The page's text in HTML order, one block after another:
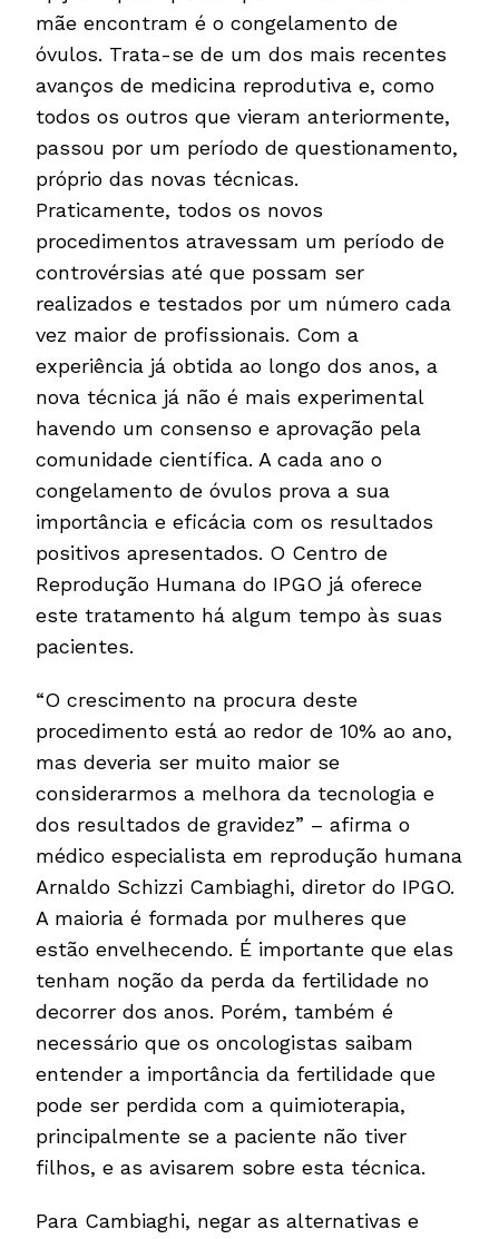
mãe encontram é o congelamento de
óvulos. Trata-se de um dos mais recentes
avanços de medicina reprodutiva e, como
todos os outros que vieram anteriormente,
passou por um período de questionamento,
próprio das novas técnicas.
Praticamente, todos os novos
procedimentos atravessam um período de
controvérsias até que possam ser
realizados e testados por um número cada
vez maior de profissionais. Com a
experiência já obtida ao longo dos anos, a
nova técnica já não é mais experimental
havendo um consenso e aprovação pela
comunidade científica. A cada ano o
congelamento de óvulos prova a sua
importância e eficácia com os resultados
positivos apresentados. O Centro de
Reprodução Humana do IPGO já oferece
este tratamento há algum tempo às suas
pacientes.
“O crescimento na procura deste
procedimento está ao redor de 10% ao ano,
mas deveria ser muito maior se
considerarmos a melhora da tecnologia e
dos resultados de gravidez” – afirma o
médico especialista em reprodução humana
Arnaldo Schizzi Cambiaghi, diretor do IPGO.
A maioria é formada por mulheres que
estão envelhecendo. É importante que elas
tenham noção da perda da fertilidade no
decorrer dos anos. Porém, também é
necessário que os oncologistas saibam
entender a importância da fertilidade que
pode ser perdida com a quimioterapia,
principalmente se a paciente não tiver
filhos, e as avisarem sobre esta técnica.
Para Cambiaghi, negar as alternativas e